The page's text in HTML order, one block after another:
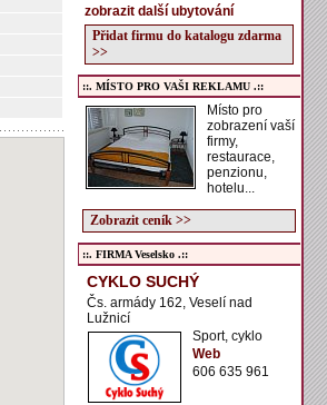
zobrazit další ubytování
Přidat firmu do katalogu zdarma
>>
::. MÍSTO PRO VAŠI REKLAMU .::
Místo pro
zobrazení vaší
firmy,
restaurace,
penzionu,
hotelu...
Zobrazit ceník >>
::. FIRMA Veselsko .::
CYKLO SUCHÝ
Čs. armády 162, Veselí nad
Lužnicí
Sport, cyklo
Web
606 635 961